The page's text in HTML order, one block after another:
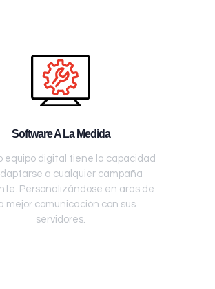
Software A La Medida
equipo digital tiene la capacidad
a cualquier campaña
Personalizándose en aras de
mejor comunicación con sus
servidores.